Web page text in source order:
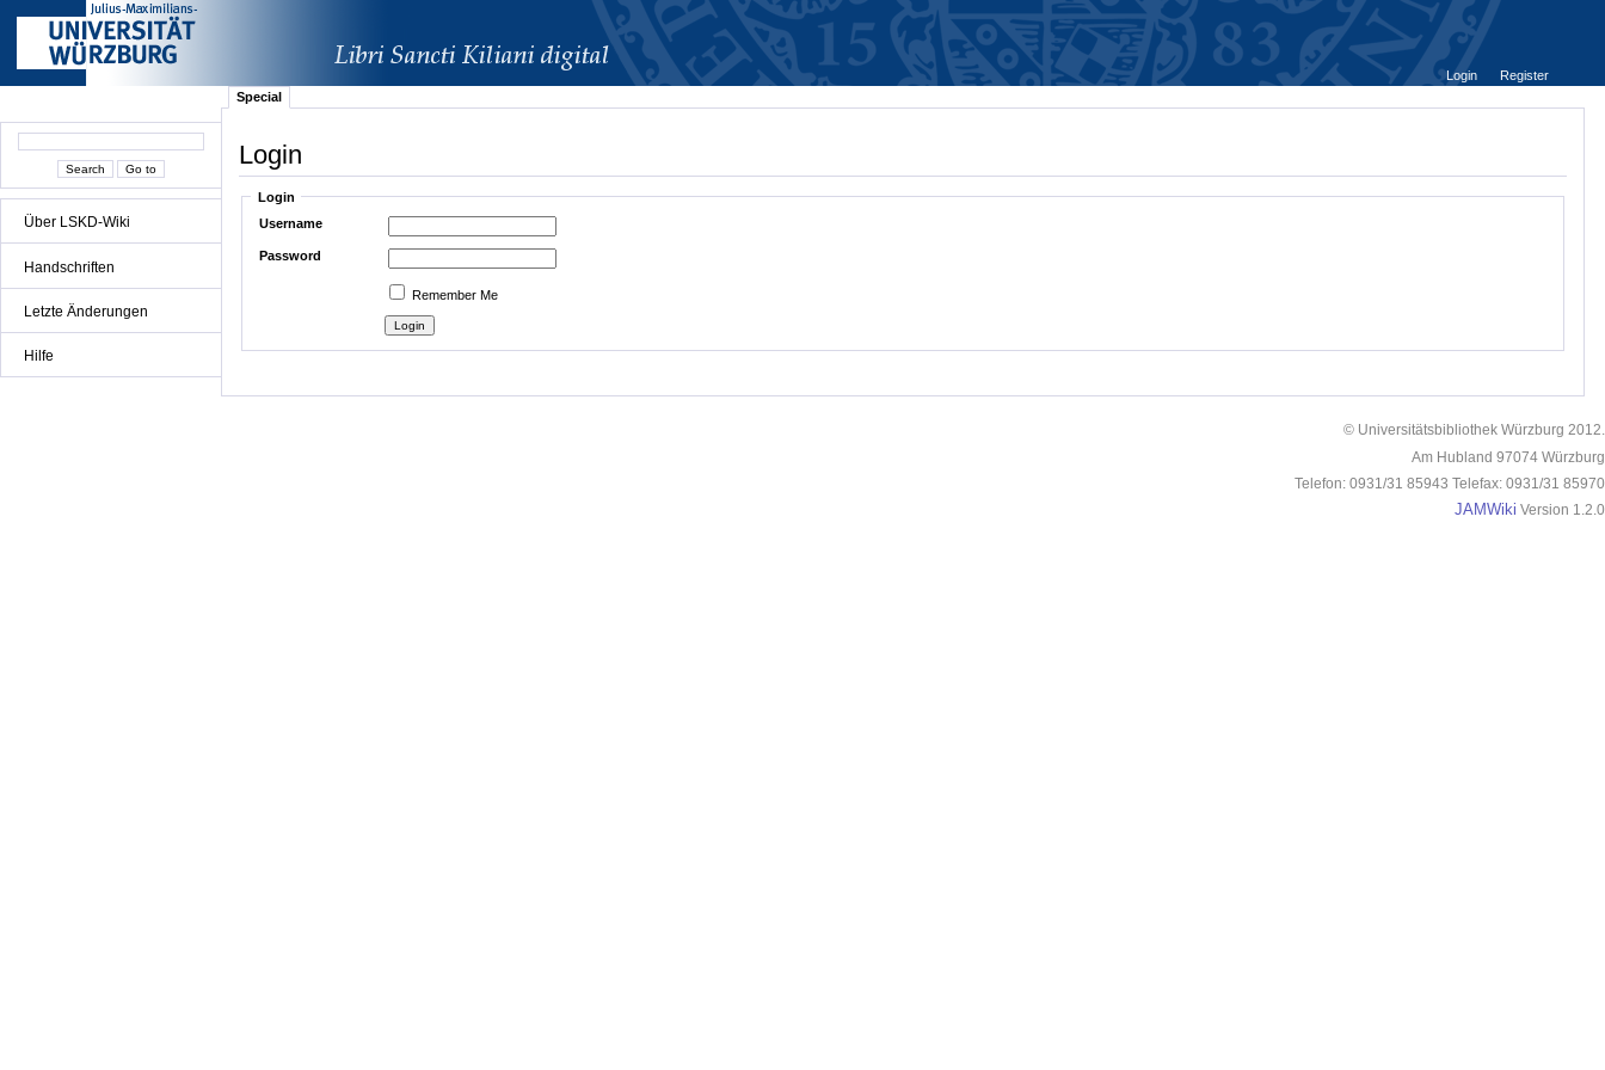
Über LSKD-Wiki
Handschriften
Letzte Änderungen
Hilfe
Login
Register
Special
Login
Login
Username
Password
Remember Me
© Universitätsbibliothek Würzburg 2012.
Am Hubland 97074 Würzburg
Telefon: 0931/31 85943 Telefax: 0931/31 85970
JAMWiki Version 1.2.0